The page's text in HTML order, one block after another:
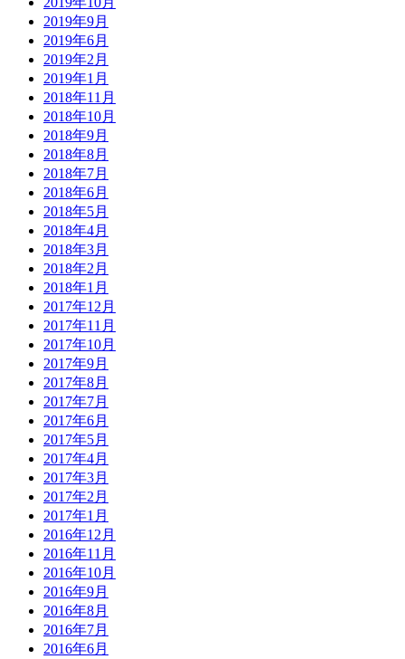
2019年9月
2019年6月
2019年2月
2019年1月
2018年11月
2018年10月
2018年9月
2018年8月
2018年7月
2018年6月
2018年5月
2018年4月
2018年3月
2018年2月
2018年1月
2017年12月
2017年11月
2017年10月
2017年9月
2017年8月
2017年7月
2017年6月
2017年5月
2017年4月
2017年3月
2017年2月
2017年1月
2016年12月
2016年11月
2016年10月
2016年9月
2016年8月
2016年7月
2016年6月